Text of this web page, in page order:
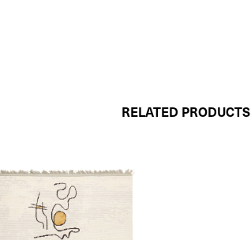
RELATED PRODUCTS